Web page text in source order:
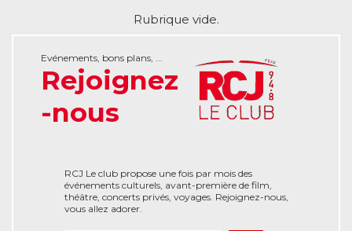
Rubrique vide.
Evénements, bons plans, ...
Rejoignez
-nous
RCJ Le club propose une fois par mois des
événements culturels, avant-première de film,
théâtre, concerts privés, voyages. Rejoignez-nous,
vous allez adorer.